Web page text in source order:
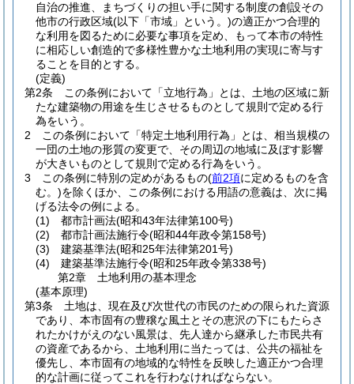
自治の推進、まちづくりの担い手に関する制度の創設その
他市の行政区域(以下「市域」という。)の適正かつ合理的
な利用を図るために必要な事項を定め、もって本市の特性
に相応しい創造的で多様性豊かな土地利用の実現に寄与す
ることを目的とする。
(定義)
第2条
この条例において「立地行為」とは、土地の区域に新
たな建築物の用途を生じさせるものとして規則で定める行
為をいう。
2
この条例において「特定土地利用行為」とは、相当規模の
一団の土地の形質の変更で、その周辺の地域に及ぼす影響
が大きいものとして規則で定める行為をいう。
3
この条例に特別の定めがあるもの(前2項に定めるものを含
む。)を除くほか、この条例における用語の意義は、次に掲
げる法令の例による。
(1)
都市計画法(昭和43年法律第100号)
(2)
都市計画法施行令(昭和44年政令第158号)
(3)
建築基準法(昭和25年法律第201号)
(4)
建築基準法施行令(昭和25年政令第338号)
第2章
土地利用の基本理念
(基本原理)
第3条
土地は、現在及び次世代の市民のための限られた資源
であり、本市固有の豊穣な風土とその恵沢の下にもたらさ
れたかけがえのない風景は、先人達から継承した市民共有
の資産であるから、土地利用に当たっては、公共の福祉を
優先し、本市固有の地域的な特性を反映した適正かつ合理
的な計画に従ってこれを行わなければならない。